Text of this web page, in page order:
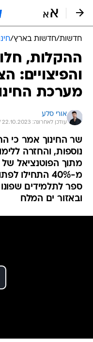
חדשות/חדשות בארץ/
ההקלות,
והפיצויים:
מערכת
אורי סלע
עודכן לאחרונה: 22.10.2023 / 13:15
שר החינוך אמר כי
נוספות, והחזרה
מתוך הפוטנציאל של
מ-40%
ספר לתלמידים
ובאזור ים המלח